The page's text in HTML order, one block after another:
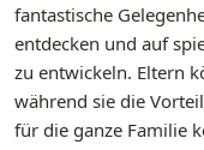
fantastische
entdecken und auf
zu entwickeln. Eltern
während sie die
für die ganze Familie